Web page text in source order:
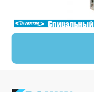
Спиральный